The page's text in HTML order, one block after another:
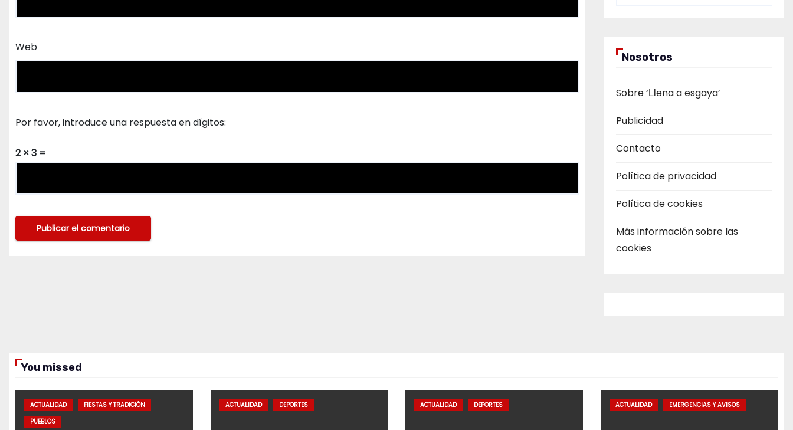
Web
Por favor, introduce una respuesta en dígitos:
2 × 3 =
Nosotros
Sobre ‘Ḷḷena a esgaya’
Publicidad
Contacto
Política de privacidad
Política de cookies
Más información sobre las
cookies
You missed
ACTUALIDAD
FIESTAS Y TRADICIÓN
PUEBLOS
ACTUALIDAD DEPORTES ACTUALIDAD DEPORTES ACTUALIDAD EMERGENCIAS Y AVISOS